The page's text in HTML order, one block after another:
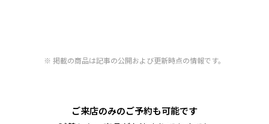
掲載の商品は記事の公開および更新時点の情報です。
ご来店のみのご予約も可能です